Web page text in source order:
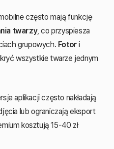
często mają funkcję
twarzy, co przyspiesza
grupowych. Fotor i
wszystkie twarze jednym
aplikacji często nakładają
lub ograniczają eksport
kosztują 15-40 zł